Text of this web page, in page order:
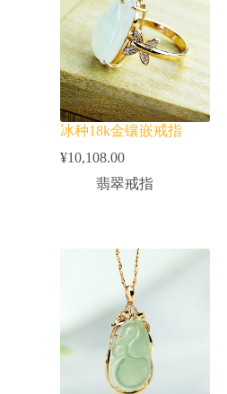
冰种18k金镶嵌戒指
¥10,108.00
翡翠戒指